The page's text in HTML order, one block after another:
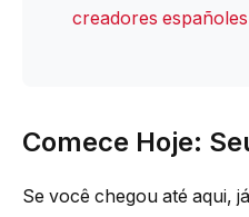
creadores
Comece Hoje:
Se você chegou até aqui,